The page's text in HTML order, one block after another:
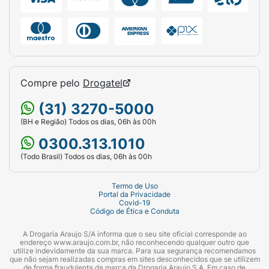
3. QUANDO NÃO DEVO USAR ESTE
MEDICAMENTO?
deve ser utilizado se você tem
pregabalina ou a qualquer componente da
fórmula.
4. O QUE DEVO SABER ANTES DE USAR
ESTE MEDICAMENTO?
hereditários (herdados da família) de
intolerância a galactose, deficiência de
alimentos; pois ele precisa avaliar se Lyrica
deve ser usado nessas situações; (2)
diabetes, pois pode haver necessidade de
Compre pelo Drogatel
(31) 3270-5000
(BH e Região) Todos os dias, 06h às 00h
0300.313.1010
(Todo Brasil) Todos os dias, 06h às 00h
Termo de Uso
Portal da Privacidade
Covid-19
Código de Ética e Conduta
A Drogaria Araujo S/A informa que o seu site oficial corresponde ao
endereço www.araujo.com.br, não reconhecendo qualquer outro que
utilize indevidamente da sua marca. Para sua segurança recomendamos
que não sejam realizadas compras em sites desconhecidos que se utilizem